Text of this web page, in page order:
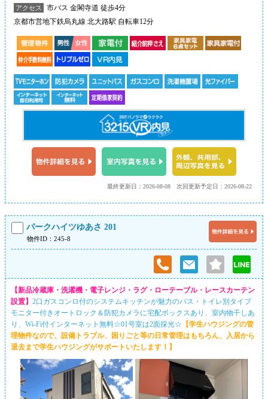
アクセス
市バス 金閣寺道 徒歩4分
京都市営地下鉄烏丸線 北大路駅 自転車12分
次回更新予定日：2026-08-22
最終更新日：2026-08-08
パークハイツゆあさ 201
物件ID：245-8
【新品冷蔵庫・洗濯機・電子レンジ・ラグ・ローテーブル・レースカーテン
設置】 2口ガスコンロ付のシステムキッチンが魅力のバス・トイレ別タイプ
モニター付きオートロック＆防犯カメラに宅配ボックスあり、室内物干しあ
り、Wi-Fi付インターネット無料☆01号室は2面採光☆ 【学生ハウジングの管
理物件なので、設備トラブル、困りごと等の日常管理はもちろん、入居から
退去まで学生ハウジングがサポートいたします！】